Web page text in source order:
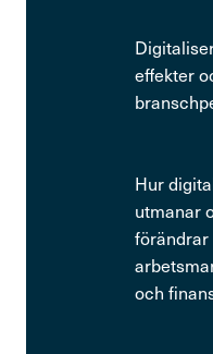
effekter
Hur
utmanar
förändrar
och